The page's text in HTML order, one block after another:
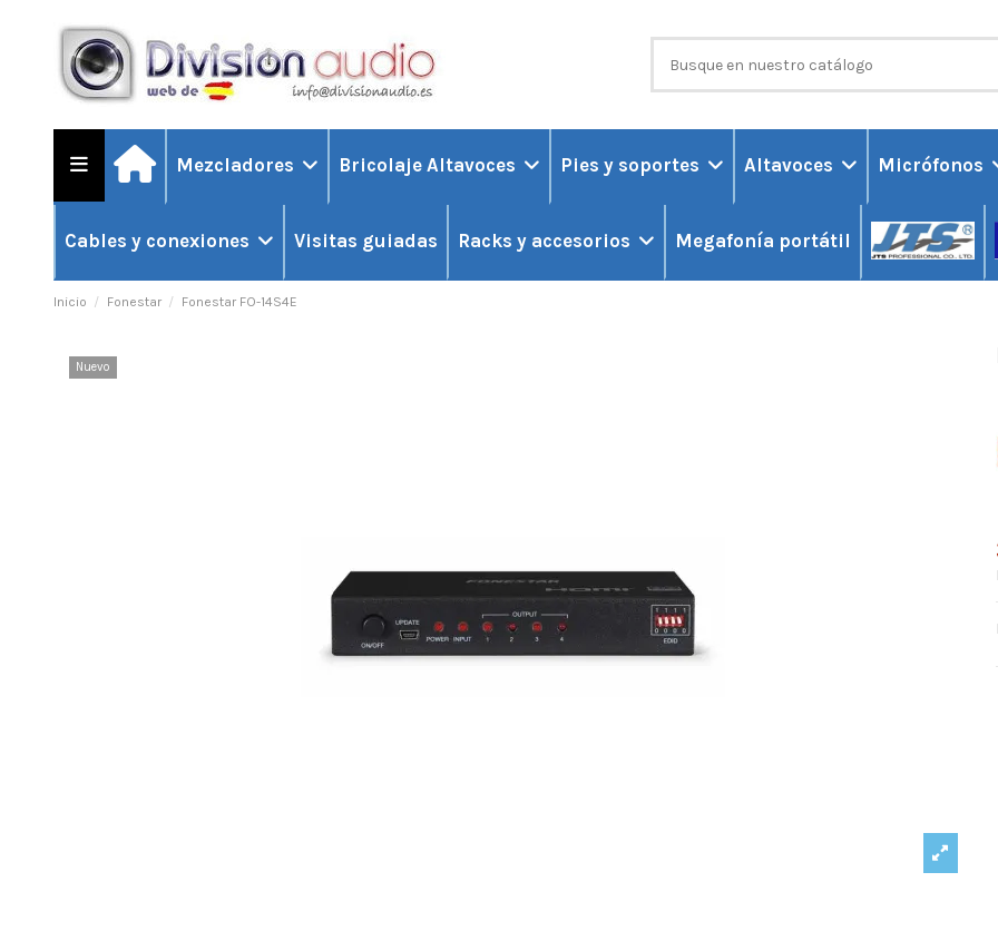
Mezcladores Bricolaje Altavoces Pies y soportes Altavoces Micrófonos
Cables y conexiones Visitas guiadas Racks y accesorios Megafonía portátil
Inicio Fonestar Fonestar FO-14S4E
Nuevo